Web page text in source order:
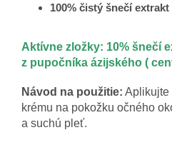
100% čistý šnečí
Aktívne zložky: 10% šnečí
z pupočníka ázijského (
Návod na použitie: Aplikujte
krému na pokožku očného
a suchú pleť.